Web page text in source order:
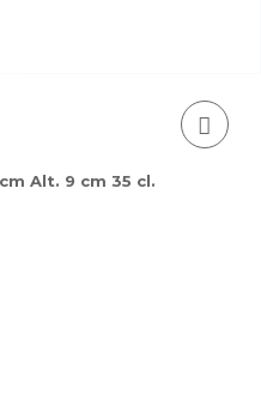
Alt. 9 cm 35 cl.